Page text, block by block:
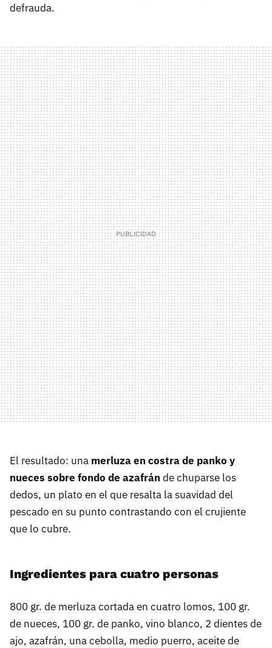
defrauda.
El resultado: una merluza en costra de panko y
nueces sobre fondo de azafrán de chuparse los
dedos, un plato en el que resalta la suavidad del
pescado en su punto contrastando con el crujiente
que lo cubre.
Ingredientes para cuatro personas
800 gr. de merluza cortada en cuatro lomos, 100 gr.
de nueces, 100 gr. de panko, vino blanco, 2 dientes de
ajo, azafrán, una cebolla, medio puerro, aceite de